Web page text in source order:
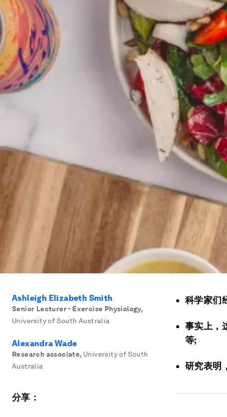
Ashleigh Elizabeth Smith
Senior Lecturer - Exercise Physiology,
University of South Australia
Alexandra Wade
Research associate, University of South
Australia
分享：
科学家们
事实上，
等;
研究表明